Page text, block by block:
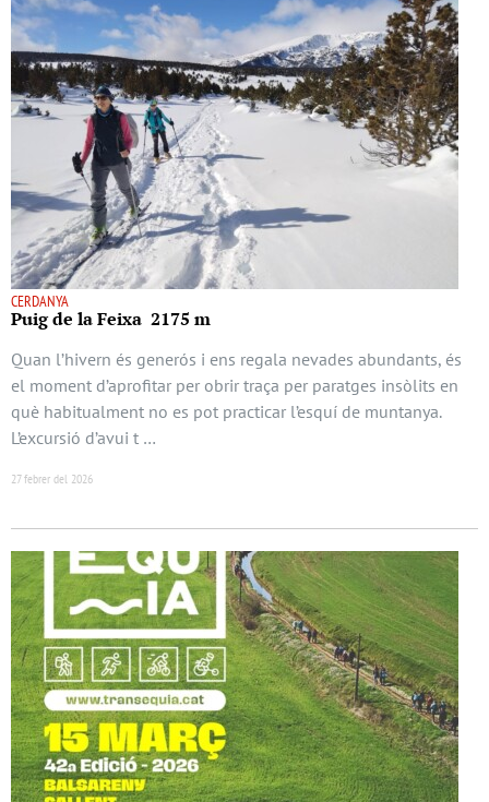
CERDANYA
Puig de la Feixa 2175 m
Quan l’hivern és generós i ens regala nevades abundants, és
el moment d’aprofitar per obrir traça per paratges insòlits en
què habitualment no es pot practicar l’esquí de muntanya.
L’excursió d’avui t …
27 febrer del 2026